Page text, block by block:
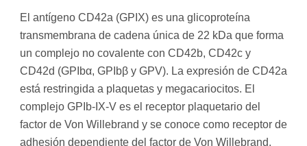
El antígeno CD42a (GPIX) es una glicoproteína
transmembrana de cadena única de 22 kDa que forma
un complejo no covalente con CD42b, CD42c y
CD42d (GPIbα, GPIbβ y GPV). La expresión de CD42a
está restringida a plaquetas y megacariocitos. El
complejo GPIb-IX-V es el receptor plaquetario del
factor de Von Willebrand y se conoce como receptor de
adhesión dependiente del factor de Von Willebrand.